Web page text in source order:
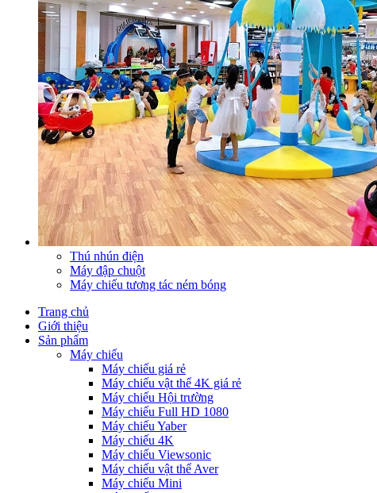
Thú nhún điện
Máy đập chuột
Máy chiếu tương tác ném bóng
Trang chủ
Giới thiệu
Sản phẩm
Máy chiếu
Máy chiếu giá rẻ
Máy chiếu vật thể 4K giá rẻ
Máy chiếu Hội trường
Máy chiếu Full HD 1080
Máy chiếu Yaber
Máy chiếu 4K
Máy chiếu Viewsonic
Máy chiếu vật thể Aver
Máy chiếu Mini